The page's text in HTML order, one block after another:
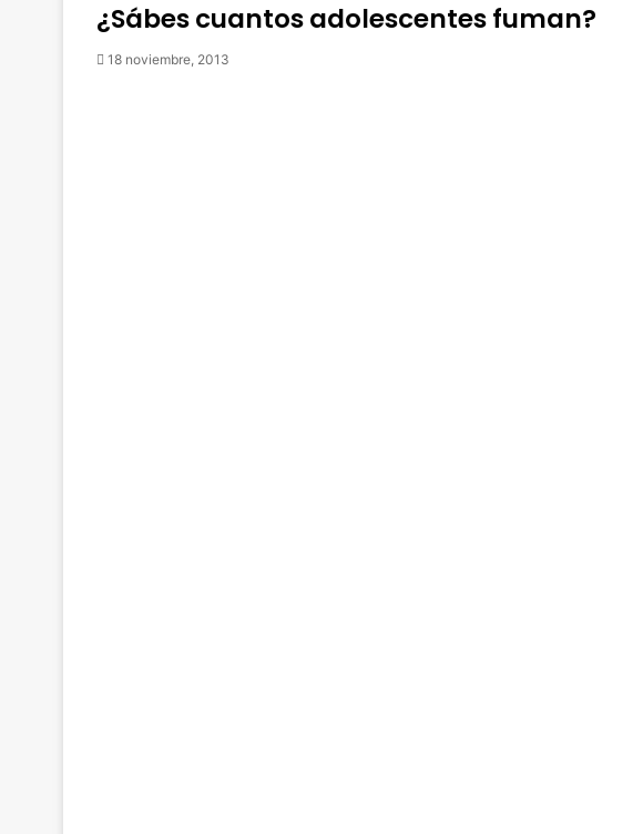
¿Sábes cuantos adolescentes fuman?
18 noviembre, 2013